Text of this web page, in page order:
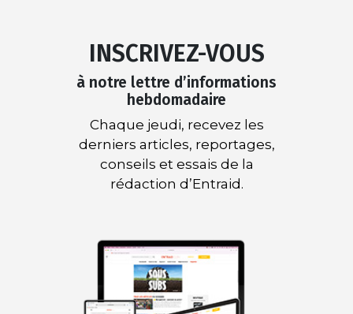
INSCRIVEZ-VOUS
à notre lettre d’informations
hebdomadaire
Chaque jeudi, recevez les
derniers articles, reportages,
conseils et essais de la
rédaction d’Entraid.